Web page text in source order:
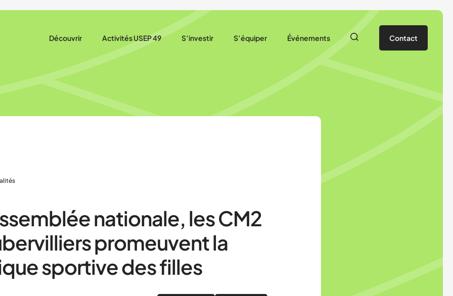
Découvrir
Présentation
Notre rôle
Nos actions
Nos partenaires
Activités USEP 49
Rencontres sportives associatives USEP 49
S’investir
S’affilier / Adhérer à l’USEP
S’équiper
Prêt de matériel
Événements
Agenda
Actualités
Contact
nationale, les CM2
promeuvent la
sportive des filles